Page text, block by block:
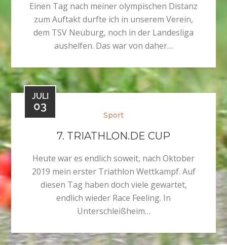
Einen Tag nach meiner olympischen Distanz
zum Auftakt durfte ich in unserem Verein,
dem TSV Neuburg, noch in der Landesliga
aushelfen. Das war von daher…
JULI
03
Sport
7. TRIATHLON.DE CUP
Heute war es endlich soweit, nach Oktober
2019 mein erster Triathlon Wettkampf. Auf
diesen Tag haben doch viele gewartet,
endlich wieder Race Feeling. In
Unterschleißheim…